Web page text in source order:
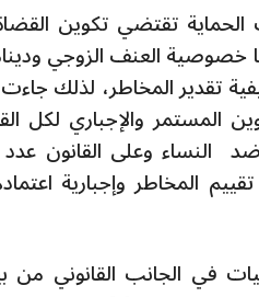
الحماية تقتضي تكوين
العنف الزوجي
تقدير المخاطر، لذلك
المستمر والإجباري
المخاطر وإجبارية
في الجانب القانوني من